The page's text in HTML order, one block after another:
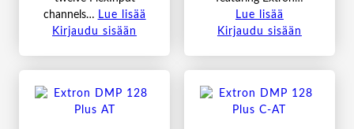
channels… Lue lisää
Kirjaudu sisään
Lue lisää
Kirjaudu sisään